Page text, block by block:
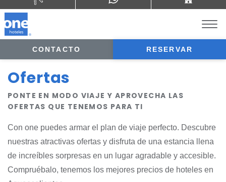
CONTACTO RESERVAR
Ofertas
PONTE EN MODO VIAJE Y APROVECHA LAS
OFERTAS QUE TENEMOS PARA TI
Con one puedes armar el plan de viaje perfecto. Descubre
nuestras atractivas ofertas y disfruta de una estancia llena
de increíbles sorpresas en un lugar agradable y accesible.
Compruébalo, tenemos los mejores precios de hoteles en